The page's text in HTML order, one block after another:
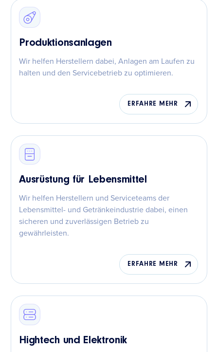
Produktionsanlagen
Wir helfen Herstellern dabei, Anlagen am Laufen zu
halten und den Servicebetrieb zu optimieren.
ERFAHRE MEHR
Ausrüstung für Lebensmittel
Wir helfen Herstellern und Serviceteams der
Lebensmittel- und Getränkeindustrie dabei, einen
sicheren und zuverlässigen Betrieb zu
gewährleisten.
ERFAHRE MEHR
Hightech und Elektronik